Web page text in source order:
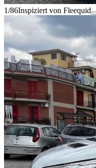
1/86Inspiziert von Fleequid